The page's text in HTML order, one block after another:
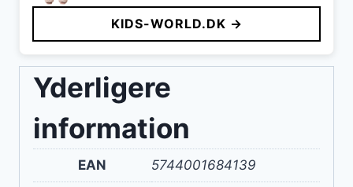
pris
var:
550 kr..
pris
er:
275 kr..
KIDS-WORLD.DK →
Yderligere
information
EAN 5744001684139